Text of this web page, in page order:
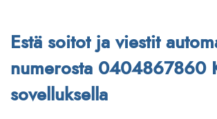
Estä soitot ja viestit
numerosta 0404867860
sovelluksella